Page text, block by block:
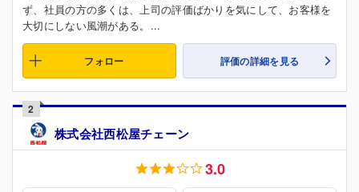
ず、社員の方の多くは、上司の評価ばかりを気にして、お客様を
大切にしない風潮がある。...
フォロー 評価の詳細を見る
2
株式会社西松屋チェーン
3.0